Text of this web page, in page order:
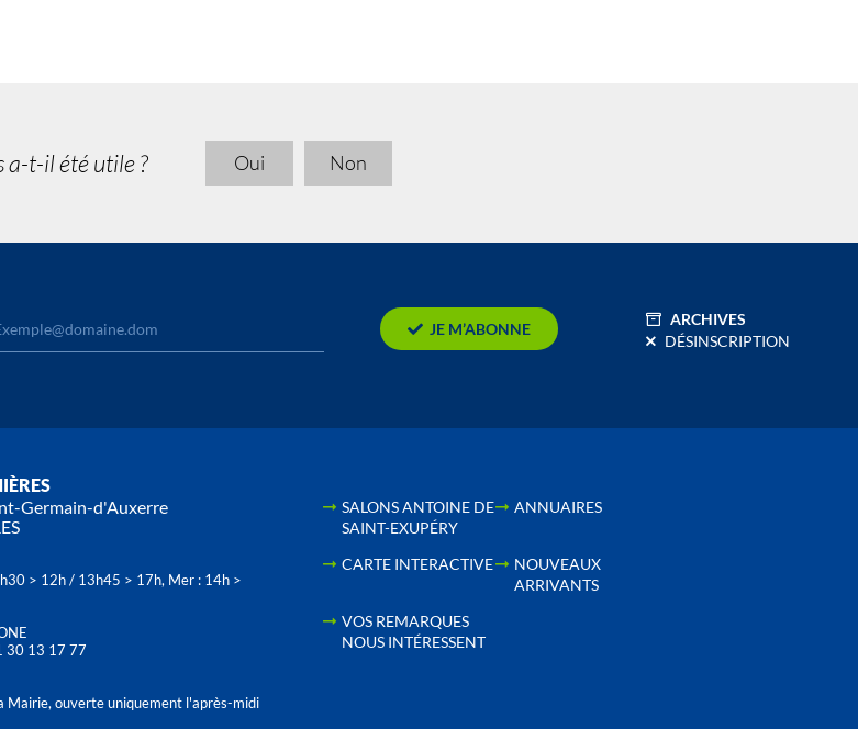
a-t-il été utile ? Oui Non
JE M’ABONNE
ARCHIVES
DÉSINSCRIPTION
Germain-d'Auxerre
> 12h / 13h45 > 17h, Mer : 14h >
30 13 17 77
Mairie, ouverte uniquement l'après-midi
SALONS ANTOINE DE
SAINT-EXUPÉRY
ANNUAIRES
CARTE INTERACTIVE
NOUVEAUX
ARRIVANTS
VOS REMARQUES
NOUS INTÉRESSENT